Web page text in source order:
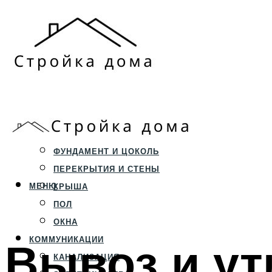
СТРОИТЕЛЬСТВО
ФУНДАМЕНТ И ЦОКОЛЬ
ПЕРЕКРЫТИЯ И СТЕНЫ
КРЫША
ПОЛ
ОКНА
КОММУНИКАЦИИ
КАНАЛИЗАЦИЯ
МЕНЮ